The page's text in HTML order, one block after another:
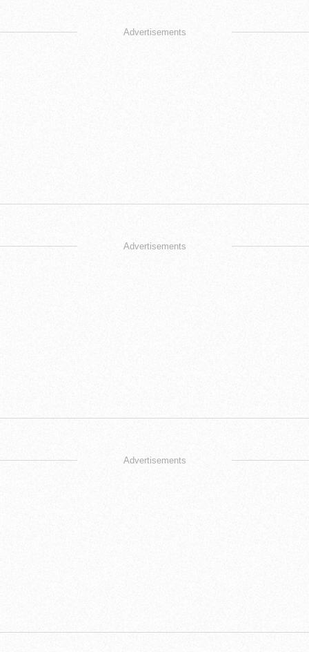
Advertisements
Advertisements
Advertisements